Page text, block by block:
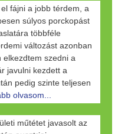
fájni a jobb térdem, a
súlyos porckopást
többféle
változást azonban
elkezdtem szedni a
javulni kezdett a
pedig szinte teljesen
olvasom...
műtétet javasolt az